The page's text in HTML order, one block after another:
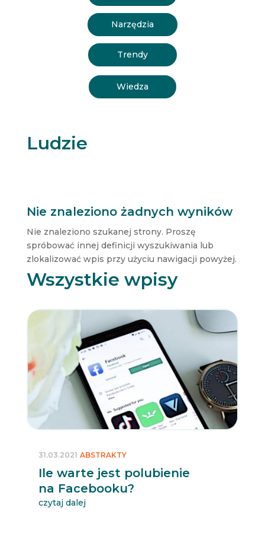
Narzędzia
Trendy
Wiedza
Ludzie
Nie znaleziono żadnych wyników
Nie znaleziono szukanej strony. Proszę
spróbować innej definicji wyszukiwania lub
zlokalizować wpis przy użyciu nawigacji powyżej.
Wszystkie wpisy
Ile warte jest polubienie
na Facebooku?
31.03.2021 ABSTRAKTY
czytaj dalej